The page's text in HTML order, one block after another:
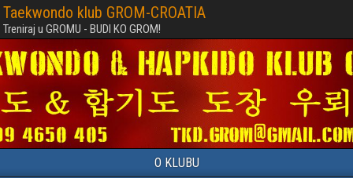
Taekwondo klub GROM-CROATIA
Treniraj u GROMU - BUDI KO GROM!
O KLUBU